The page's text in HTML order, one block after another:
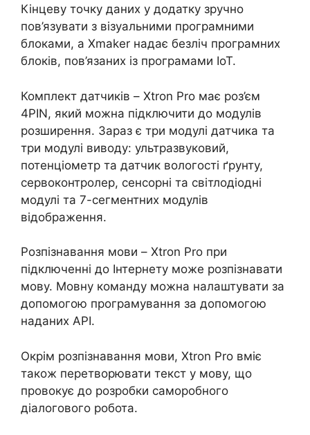
Кінцеву точку даних у додатку зручно
пов’язувати з візуальними програмними
блоками, а Xmaker надає безліч програмних
блоків, пов’язаних із програмами IoT.
Комплект датчиків – Xtron Pro має роз’єм
4PIN, який можна підключити до модулів
розширення. Зараз є три модулі датчика та
три модулі виводу: ультразвуковий,
потенціометр та датчик вологості ґрунту,
сервоконтролер, сенсорні та світлодіодні
модулі та 7-сегментних модулів
відображення.
Розпізнавання мови – Xtron Pro при
підключенні до Інтернету може розпізнавати
мову. Мовну команду можна налаштувати за
допомогою програмування за допомогою
наданих API.
Окрім розпізнавання мови, Xtron Pro вміє
також перетворювати текст у мову, що
провокує до розробки саморобного
діалогового робота.